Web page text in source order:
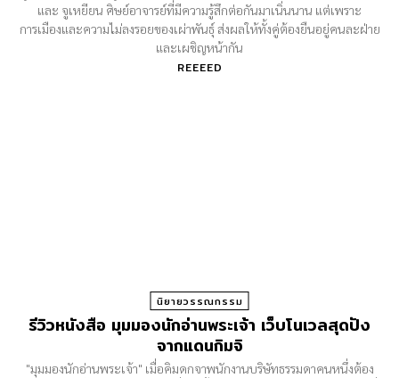
และ จูเหยียน ศิษย์อาจารย์ที่มีความรู้สึกต่อกันมาเนิ่นนาน แต่เพราะ
การเมืองและความไม่ลงรอยของเผ่าพันธุ์ ส่งผลให้ทั้งคู่ต้องยืนอยู่คนละฝ่าย
และเผชิญหน้ากัน
REEEED
นิยายวรรณกรรม
รีวิวหนังสือ มุมมองนักอ่านพระเจ้า เว็บโนเวลสุดปัง
จากแดนกิมจิ
"มุมมองนักอ่านพระเจ้า" เมื่อคิมดกจาพนักงานบริษัทธรรมดาคนหนึ่งต้อง